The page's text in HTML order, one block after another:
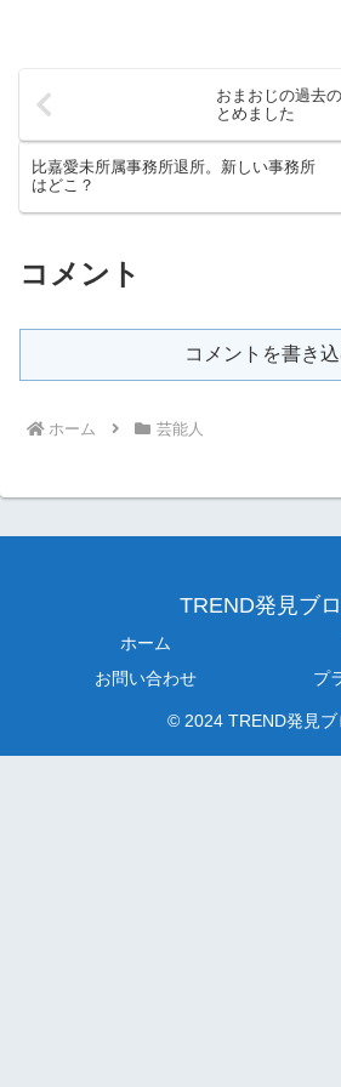
おまおじの過去
とめました
比嘉愛未所属事務所退所。新しい事務所
はどこ？
コメント
コメントを書き
ホーム 芸能人
TREND発見ブ
ホーム
お問い合わせ
プ
© 2024 TREND発見ブ